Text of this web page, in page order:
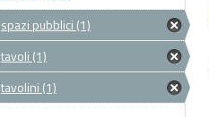
spazi pubblici (1)
tavoli (1)
tavolini (1)